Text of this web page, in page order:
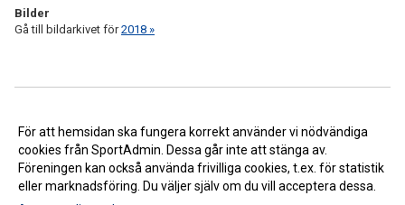
Bilder
Gå till bildarkivet för2018 »
<< Tillbaka
För att hemsidan ska fungera korrekt använder vi nödvändiga
cookies från SportAdmin. Dessa går inte att stänga av.
Föreningen kan också använda frivilliga cookies, t.ex. för statistik
eller marknadsföring. Du väljer själv om du vill acceptera dessa.